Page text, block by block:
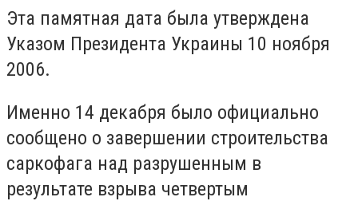
Эта памятная дата была утверждена
Указом Президента Украины 10 ноября
2006.
Именно 14 декабря было официально
сообщено о завершении строительства
саркофага над разрушенным в
результате взрыва четвертым